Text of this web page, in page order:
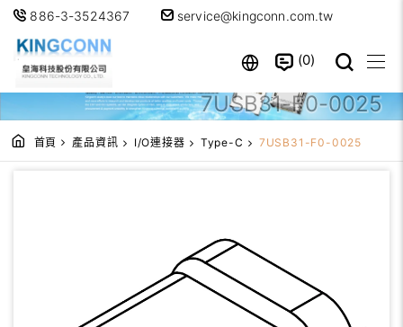
886-3-3524367 service@kingconn.com.tw
0
7USB31-F0-0025
首頁 產品資訊 I/O連接器 Type-C 7USB31-F0-0025